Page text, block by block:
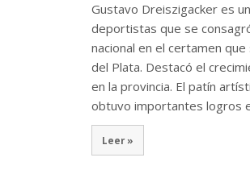
Gustavo Dreiszigacker es
deportistas que se
nacional en el certamen
del Plata. Destacó el
en la provincia. El patín
obtuvo importantes logros
Leer »